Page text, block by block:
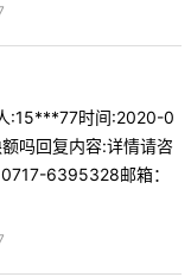
:15***77时间:2020-0
吗回复内容:详情请咨
6395328邮箱：